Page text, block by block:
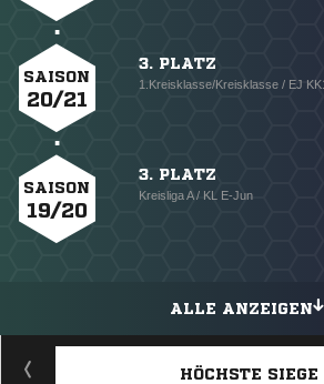
SAISON
20/21
3. PLATZ
1.Kreisklasse/Kreisklasse / EJ
SAISON
19/20
3. PLATZ
Kreisliga A / KL E-Jun
ALLE ANZEIGEN
HÖCHSTE SIEGE